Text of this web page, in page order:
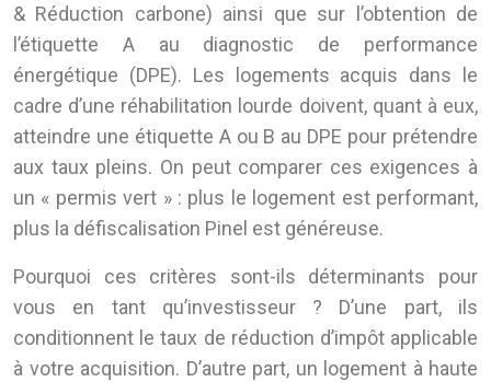
& Réduction carbone) ainsi que sur l’obtention de
l’étiquette A au diagnostic de performance
énergétique (DPE). Les logements acquis dans le
cadre d’une réhabilitation lourde doivent, quant à eux,
atteindre une étiquette A ou B au DPE pour prétendre
aux taux pleins. On peut comparer ces exigences à
un « permis vert » : plus le logement est performant,
plus la défiscalisation Pinel est généreuse.
Pourquoi ces critères sont-ils déterminants pour
vous en tant qu’investisseur ? D’une part, ils
conditionnent le taux de réduction d’impôt applicable
à votre acquisition. D’autre part, un logement à haute